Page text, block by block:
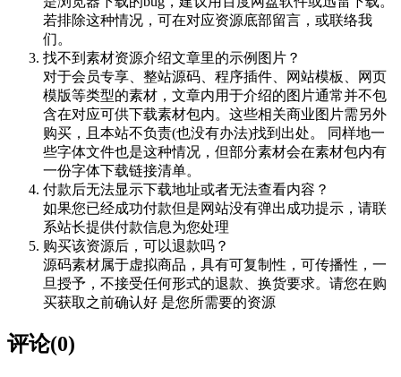
若排除这种情况，可在对应资源底部留言，或联络我
们。
找不到素材资源介绍文章里的示例图片？
对于会员专享、整站源码、程序插件、网站模板、网页
模版等类型的素材，文章内用于介绍的图片通常并不包
含在对应可供下载素材包内。这些相关商业图片需另外
购买，且本站不负责(也没有办法)找到出处。 同样地一
些字体文件也是这种情况，但部分素材会在素材包内有
一份字体下载链接清单。
付款后无法显示下载地址或者无法查看内容？
如果您已经成功付款但是网站没有弹出成功提示，请联
系站长提供付款信息为您处理
购买该资源后，可以退款吗？
源码素材属于虚拟商品，具有可复制性，可传播性，一
旦授予，不接受任何形式的退款、换货要求。请您在购
买获取之前确认好 是您所需要的资源
评论(0)